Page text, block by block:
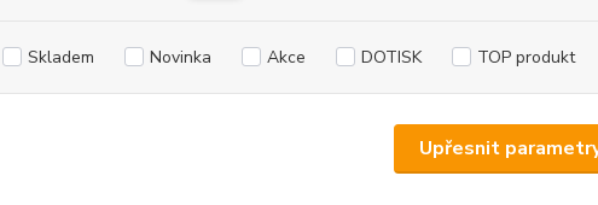
Upřesnit
Skladem Novinka Akce DOTISK TOP produkt